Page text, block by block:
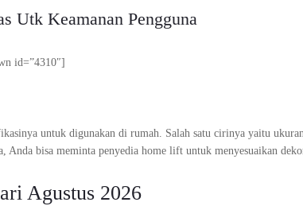
Utk Keamanan Pengguna
id=”4310″]
untuk digunakan di rumah. Salah satu cirinya yaitu
Anda bisa meminta penyedia home lift untuk menyesuaikan
Agustus 2026